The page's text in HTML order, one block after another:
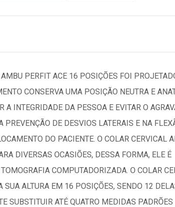
PERFIT ACE 16 POSIÇÕES FOI
CONSERVA UMA POSIÇÃO NEUTRA E
A INTEGRIDADE DA PESSOA E EVITAR O
DE DESVIOS LATERAIS E NA
DO PACIENTE. O COLAR CERVICAL
DIVERSAS OCASIÕES, DESSA FORMA, ELE É
COMPUTADORIZADA. O COLAR
ALTURA EM 16 POSIÇÕES, SENDO 12
SUBSTITUIR ATÉ QUATRO MEDIDAS PADRÕES